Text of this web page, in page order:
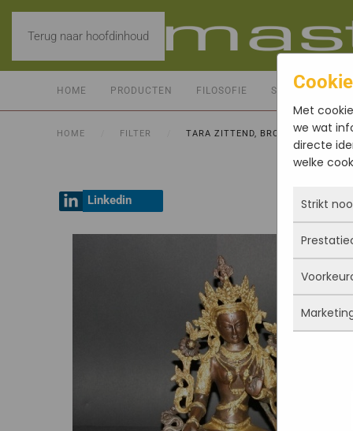
Terug naar hoofdinhoud
HOME PRODUCTEN FILOSOFIE SERVICE
HOME FILTER TARA ZITTEND, BRONS MESSING
Linkedin
Met
we wat
directe
welke
Strikt
Deze
actief
iets
Je kunt
maar
Met
deze
uw
Deze
heen
wordt